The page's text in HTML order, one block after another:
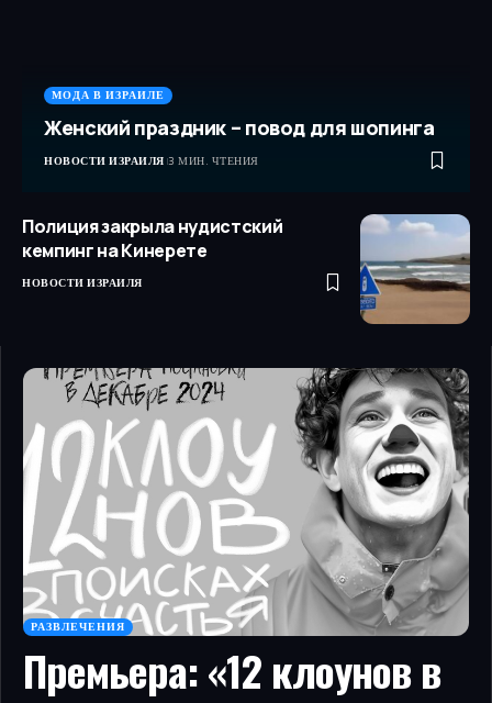
МОДА В ИЗРАИЛЕ
Женский праздник – повод для шопинга
НОВОСТИ ИЗРАИЛЯ 3 МИН. ЧТЕНИЯ
Полиция закрыла нудистский
кемпинг на Кинерете
НОВОСТИ ИЗРАИЛЯ
РАЗВЛЕЧЕНИЯ
Премьера: «12 клоунов в